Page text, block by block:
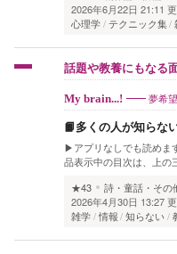
2026年6月22日 21:11
心理学 テクニック集
話題や教養にもなる
My brain...! 夢希望
📙多くの人が知らな
▶アプリなしでも読めま
品表示中の目次は、上の
★43
詩・童話・その
2026年4月30日 13:27
雑学 情報 知らない